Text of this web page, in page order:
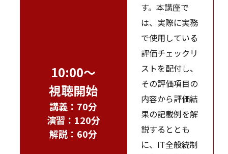
10:00～
視聴開始
講義：70分
演習：120分
解説：60分
す。本講座で
は、実際に実務
で使用している
評価チェックリ
ストを配付し、
その評価項目の
内容から評価結
果の記載例を解
説するととも
に、IT全般統制